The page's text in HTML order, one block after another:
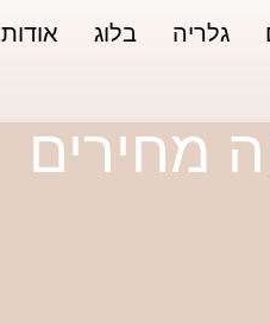
גלריה בלוג
אודות
מחירים